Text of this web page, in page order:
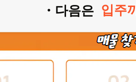
・ 다음은 입주